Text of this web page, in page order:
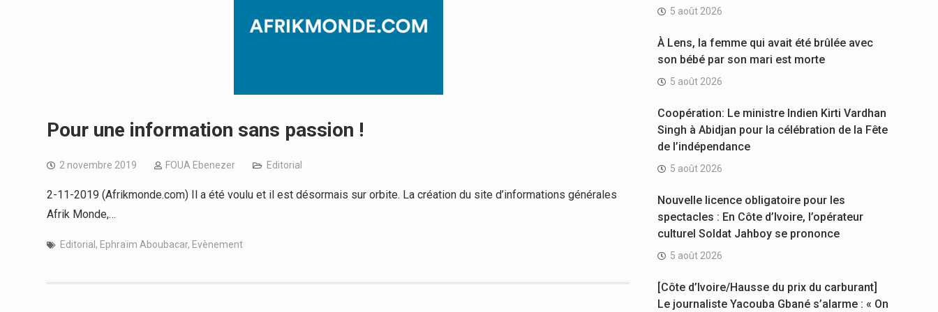
Pour une information sans passion !
2 novembre 2019 FOUA Ebenezer Editorial
2-11-2019 (Afrikmonde.com) Il a été voulu et il est désormais sur orbite. La création du site d’informations générales
Afrik Monde,…
Editorial , Ephraïm Aboubacar, Evènement
5 août 2026
À Lens, la femme qui avait été brûlée avec
son bébé par son mari est morte
5 août 2026
Coopération: Le ministre Indien Kirti Vardhan
Singh à Abidjan pour la célébration de la Fête
de l’indépendance
5 août 2026
Nouvelle licence obligatoire pour les
spectacles : En Côte d’Ivoire, l’opérateur
culturel Soldat Jahboy se prononce
5 août 2026
[Côte d’Ivoire/Hausse du prix du carburant]
Le journaliste Yacouba Gbané s’alarme : « On